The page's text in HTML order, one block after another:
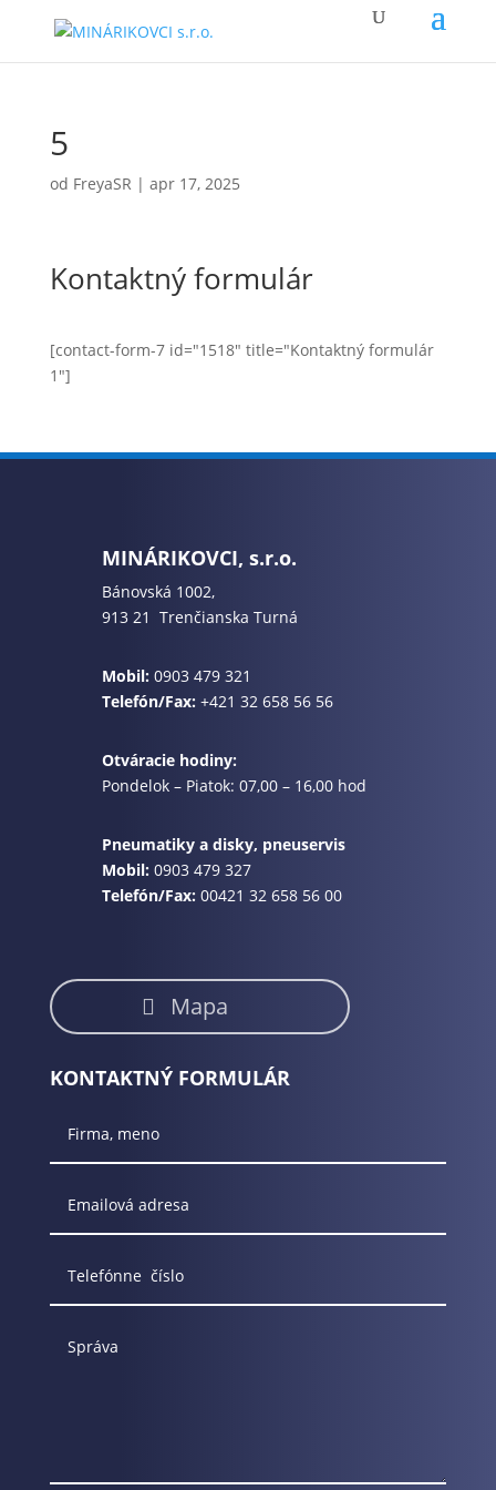
5
od FreyaSR | apr 17, 2025
Kontaktný formulár
[contact-form-7 id="1518" title="Kontaktný formulár
1"]
MINÁRIKOVCI, s.r.o.
Bánovská 1002,
913 21 Trenčianska Turná
Mobil: 0903 479 321
Telefón/Fax:+421 32 658 56 56
Otváracie hodiny:
Pondelok – Piatok: 07,00 – 16,00 hod
Pneumatiky a disky, pneuservis
Mobil: 0903 479 327
Telefón/Fax:00421 32 658 56 00
Mapa
KONTAKTNÝ FORMULÁR